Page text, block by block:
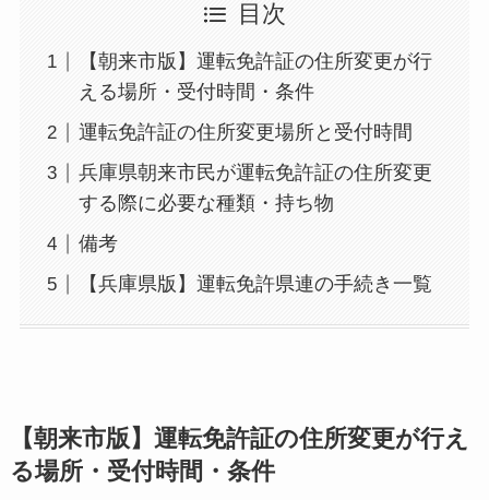
目次
【朝来市版】運転免許証の住所変更が行
える場所・受付時間・条件
運転免許証の住所変更場所と受付時間
兵庫県朝来市民が運転免許証の住所変更
する際に必要な種類・持ち物
備考
【兵庫県版】運転免許県連の手続き一覧
【朝来市版】運転免許証の住所変更が行え
る場所・受付時間・条件